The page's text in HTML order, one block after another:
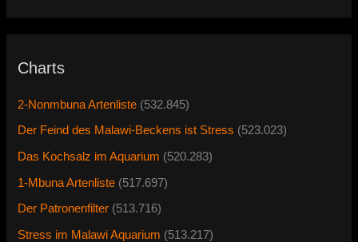
Charts
2-Nonmbuna Artenliste (532.845)
Der Feind des Malawi-Beckens ist Stress (523.023)
Das Kochsalz im Aquarium (520.283)
1-Mbuna Artenliste (517.697)
Der Patronenfilter (513.716)
Stress im Malawi Aquarium (513.217)